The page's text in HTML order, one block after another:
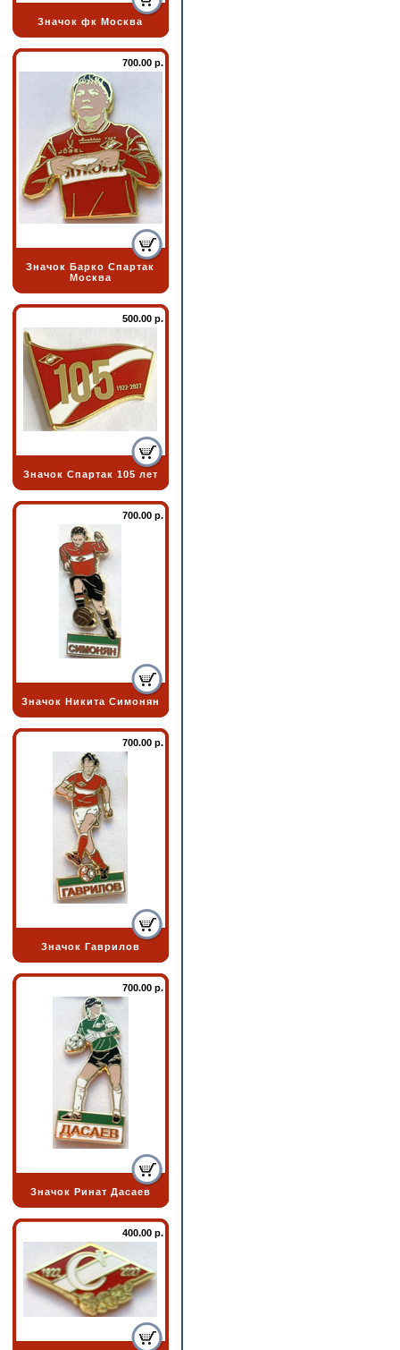
Значок фк Москва
700.00 р.
Значок Барко Спартак
Москва
500.00 р.
Значок Спартак 105 лет
700.00 р.
Значок Никита Симонян
700.00 р.
Значок Гаврилов
700.00 р.
Значок Ринат Дасаев
400.00 р.